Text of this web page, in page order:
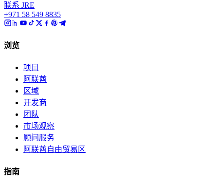
联系 JRE
+971 58 549 8835
浏览
项目
阿联酋
区域
开发商
团队
市场观察
顾问服务
阿联酋自由贸易区
指南